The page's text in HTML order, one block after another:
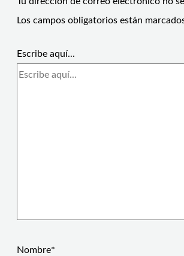
Los campos obligatorios están
Escribe aquí...
Nombre*